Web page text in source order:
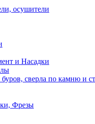
осушители
и Насадки
сверла по камню и
Фрезы